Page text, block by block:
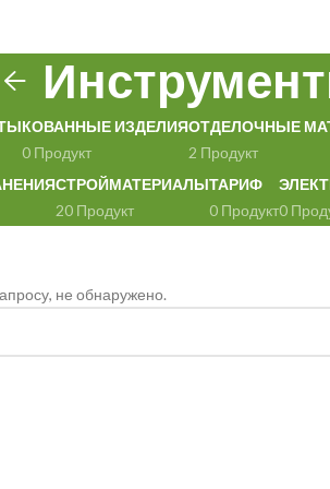
КОВАННЫЕ ИЗДЕЛИЯ
0 Продукт
ОТДЕЛОЧНЫЕ
2 Продукт
СТРОЙМАТЕРИАЛЫ
20 Продукт
ТАРИФ
0 Продукт0
не обнаружено.